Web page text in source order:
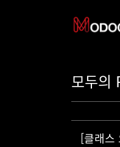
모두의
[클래스